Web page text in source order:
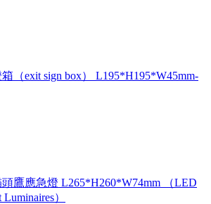
（exit sign box） L195*H195*W45mm-
鷹應急燈 L265*H260*W74mm （LED
）